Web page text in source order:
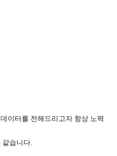
이터를 전해드리고자 항상 노력
같습니다.